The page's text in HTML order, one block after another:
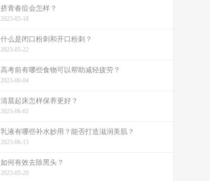
挤青春痘会怎样？
2023-05-18
什么是闭口粉刺和开口粉刺？
2023-05-22
高考前有哪些食物可以帮助减轻疲劳？
2023-06-04
清晨起床怎样保养更好？
2023-06-02
乳液有哪些补水妙用？能否打造滋润美肌？
2023-06-13
如何有效去除黑头？
2023-05-20